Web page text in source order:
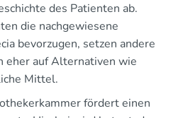
des Patienten ab.
die nachgewiesene
bevorzugen, setzen andere
eher auf Alternativen wie
Mittel.
fördert einen